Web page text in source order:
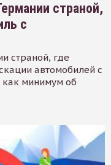
страной,
с
страной, где
автомобилей с
как минимум об